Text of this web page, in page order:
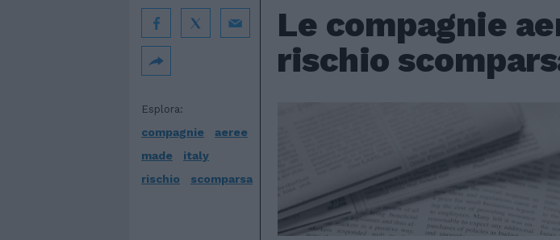
Le compagnie
rischio
Esplora:
compagnie
aeree
made
italy
rischio
scomparsa